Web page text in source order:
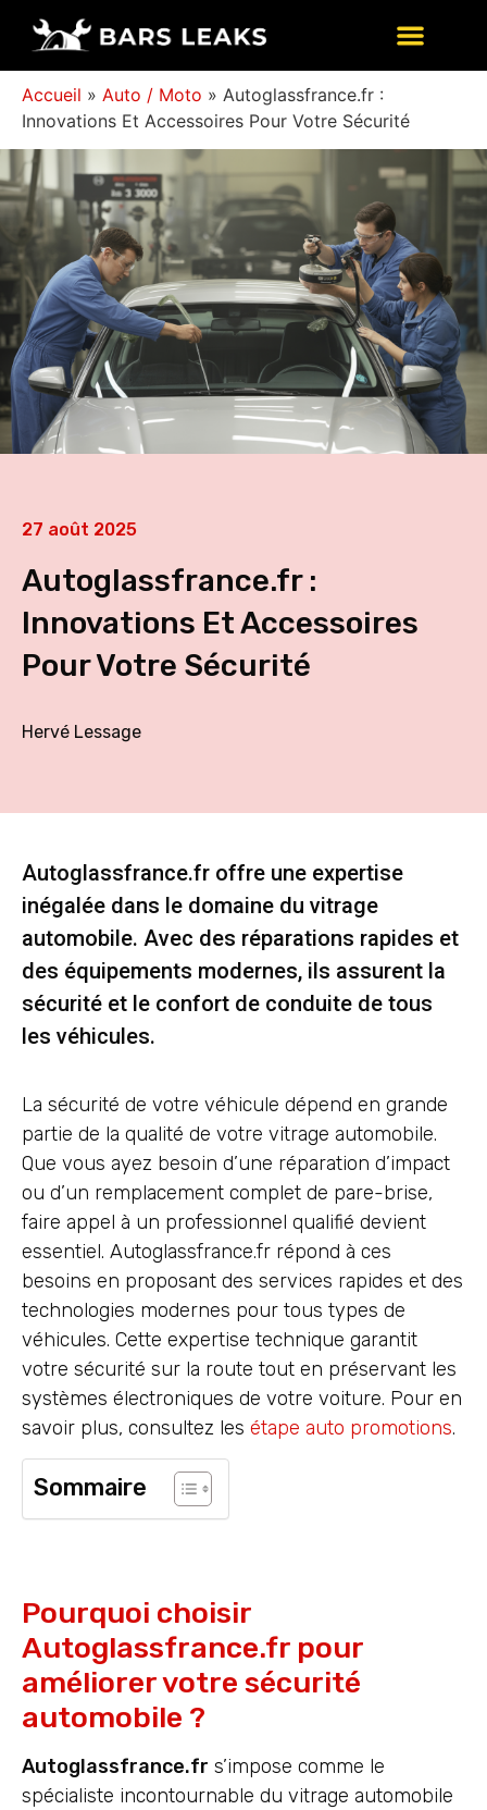
Accueil » Auto / Moto » Autoglassfrance.fr :
Innovations Et Accessoires Pour Votre Sécurité
27 août 2025
Autoglassfrance.fr :
Innovations Et Accessoires
Pour Votre Sécurité
Hervé Lessage
Autoglassfrance.fr offre une expertise
inégalée dans le domaine du vitrage
automobile. Avec des réparations rapides et
des équipements modernes, ils assurent la
sécurité et le confort de conduite de tous
les véhicules.
La sécurité de votre véhicule dépend en grande
partie de la qualité de votre vitrage automobile.
Que vous ayez besoin d’une réparation d’impact
ou d’un remplacement complet de pare-brise,
faire appel à un professionnel qualifié devient
essentiel. Autoglassfrance.fr répond à ces
besoins en proposant des services rapides et des
technologies modernes pour tous types de
véhicules. Cette expertise technique garantit
votre sécurité sur la route tout en préservant les
systèmes électroniques de votre voiture. Pour en
savoir plus, consultez les étape auto promotions.
Sommaire
Pourquoi choisir
Autoglassfrance.fr pour
améliorer votre sécurité
automobile ?
Autoglassfrance.fr s’impose comme le
spécialiste incontournable du vitrage automobile